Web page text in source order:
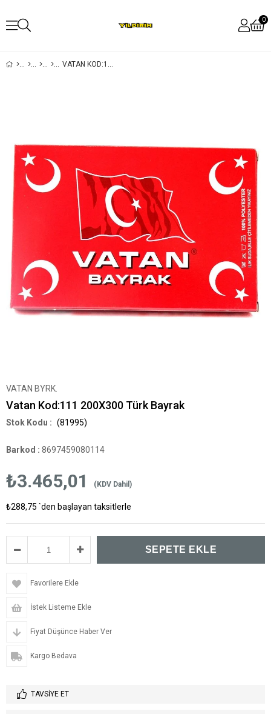
0
VATAN KOD:111 200X300 TÜRK BAYRAK
VATAN BYRK.
Vatan Kod:111 200X300 Türk Bayrak
(81995)
Barkod : 8697459080114
₺3.465,01 (KDV Dahil)
₺288,75 `den başlayan taksitlerle
Favorilere Ekle
İstek Listeme Ekle
Fiyat Düşünce Haber Ver
Kargo Bedava
TAVSIYE ET